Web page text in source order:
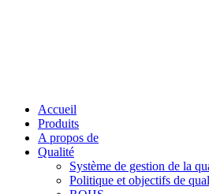
Accueil
Produits
A propos de
Qualité
Système de gestion de la
Politique et objectifs de